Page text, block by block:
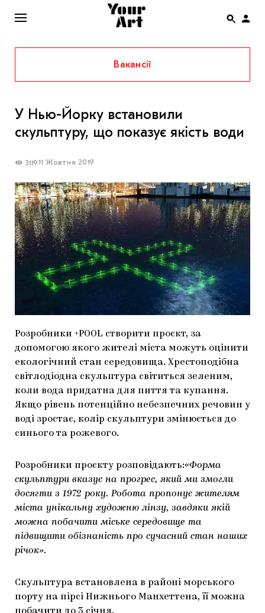
ENG
НОВИНИ
ІНТЕРВ’Ю
КОЛОНКИ
СПЕЦПРОЄКТИ
THE UKRAINIAN PAVILION AT VENICE BIENNALE
МАРІУПОЛЬСЬКІ МАРГІНАЛІЇ
ДОСЛІДНИЦЬКА ПЛАТФОРМА
CARPATHIAN CULT ПРО РІЗДВЯНІ СВЯТА
Вакансії
У Нью-Йорку встановили
скульптуру, що показує якість води
311911 Жовтня 2019
Розробники +POOL створити проєкт, за
допомогою якого жителі міста можуть оцінити
екологічний стан середовища. Хрестоподібна
світлодіодна скульптура світиться зеленим,
коли вода придатна для пиття та купання.
Якщо рівень потенційно небезпечних речовин у
воді зростає, колір скульптури змінюється до
синього та рожевого.
Розробники проєкту розповідають:«Форма
скульптури вказує на прогрес, який ми змогли
досягти з 1972 року. Робота пропонує жителям
міста унікальну художню лінзу, завдяки якій
можна побачити міське середовище та
підвищити обізнаність про сучасний стан наших
річок».
Скульптура встановлена в районі морського
порту на пірсі Нижнього Манхеттена, її можна